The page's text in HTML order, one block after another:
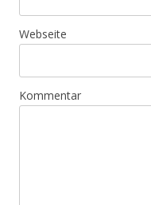
Webseite
Kommentar